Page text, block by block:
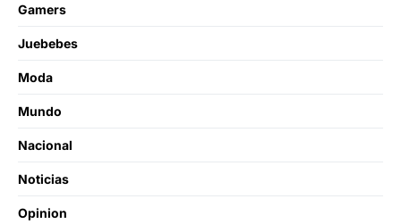
Gamers
Juebebes
Moda
Mundo
Nacional
Noticias
Opinion